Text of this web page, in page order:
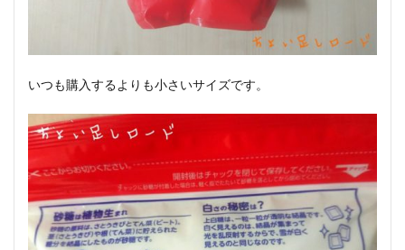
いつも購入するよりも小さいサイズです。